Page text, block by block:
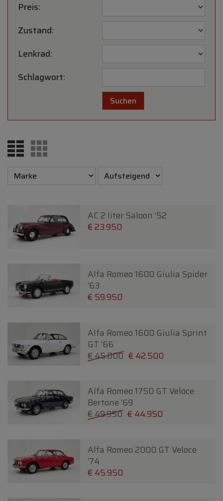
Preis:
Zustand:
Lenkrad:
Schlagwort:
AC 2 liter Saloon '52
€ 23.950
Alfa Romeo 1600 Giulia Spider
'63
€ 59.950
Alfa Romeo 1600 Giulia Sprint
GT '66
€ 45.000 € 42.500
Alfa Romeo 1750 GT Veloce
Bertone '69
€ 49.950 € 44.950
Alfa Romeo 2000 GT Veloce
'74
€ 45.950